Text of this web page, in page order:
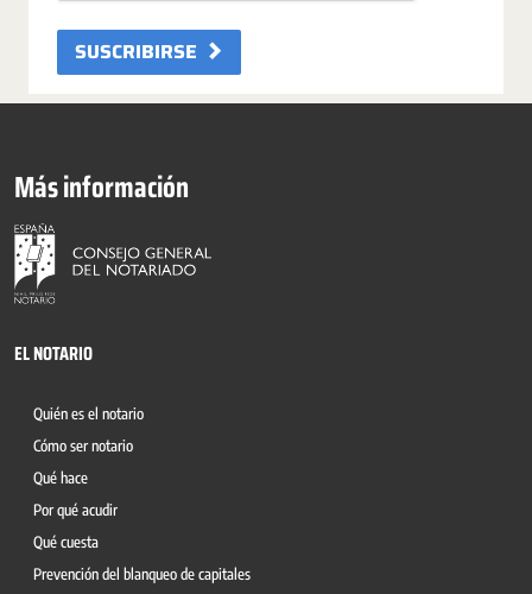
SUSCRIBIRSE
Más información
EL NOTARIO
Quién es el notario
Cómo ser notario
Qué hace
Por qué acudir
Qué cuesta
Prevención del blanqueo de capitales